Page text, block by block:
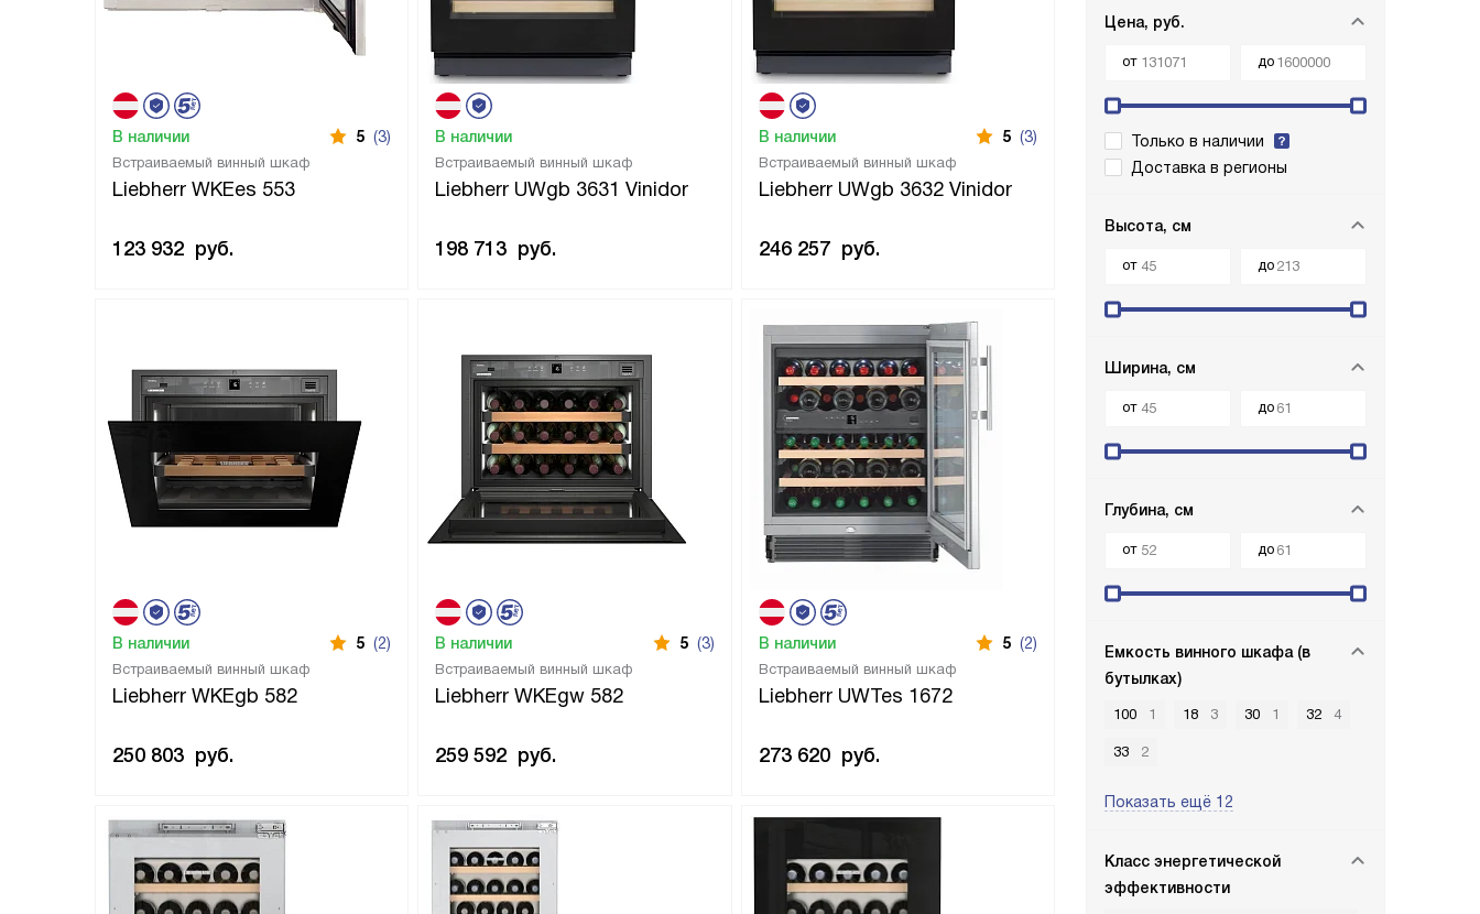
Цена, руб.
от до
Только в наличии
Доставка в регионы
Высота, см
от до
Ширина, см
от до
Глубина, см
от до
Емкость винного шкафа (в
бутылках)
100 1 18 3 30 1 32 4
33 2
Показать ещё 12
Класс энергетической
эффективности
Встраиваемый винный шкаф
Liebherr WKEes 553
В наличии 5 (3)
123 932 руб.
Встраиваемый винный шкаф
Liebherr UWgb 3631 Vinidor
В наличии
198 713 руб.
Встраиваемый винный шкаф
Liebherr UWgb 3632 Vinidor
В наличии 5 (3)
246 257 руб.
Встраиваемый винный шкаф
Liebherr WKEgb 582
В наличии 5 (2)
250 803 руб.
Встраиваемый винный шкаф
Liebherr WKEgw 582
В наличии 5 (3)
259 592 руб.
Встраиваемый винный шкаф
Liebherr UWTes 1672
В наличии 5 (2)
273 620 руб.